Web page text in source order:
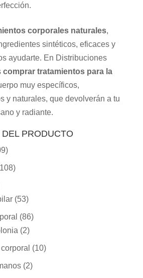
corporales naturales,
sintéticos, eficaces y
ayudarte. En Distribuciones
comprar tratamientos para la
muy específicos,
y naturales, que devolverán a tu
y radiante.
PRODUCTO
(53)
(86)
(2)
(10)
(2)